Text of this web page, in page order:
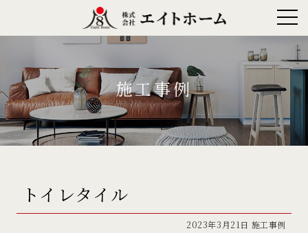
施工事例
トイレタイル
2023年3月21日 施工事例